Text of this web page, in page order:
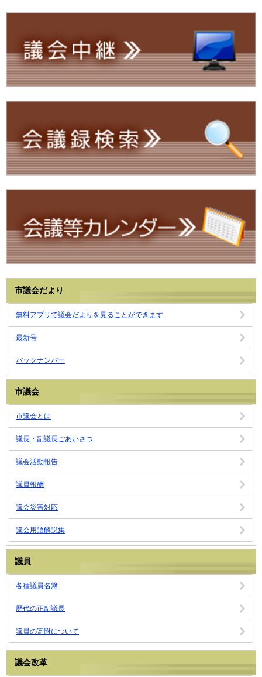
市議会だより
無料アプリで議会だよりを見ることができます
最新号
バックナンバー
市議会
市議会とは
議長・副議長ごあいさつ
議会活動報告
議員報酬
議会災害対応
議会用語解説集
議員
各種議員名簿
歴代の正副議長
議員の寄附について
議会改革